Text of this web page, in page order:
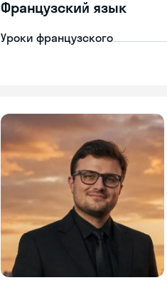
Французский язык
Уроки французского